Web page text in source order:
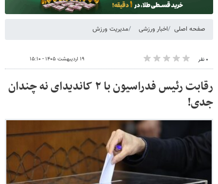
صفحه اصلی اخبار ورزشی مدیریت ورزش
۰ نفر ۱۹ اردیبهشت ۱۴۰۵ - ۱۵:۱۰
رقابت رئیس فدراسیون با ۲ کاندیدای نه چندان
جدی!